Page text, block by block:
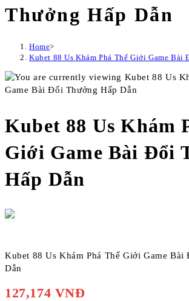
Thưởng Hấp Dẫn
Home>
Kubet 88 Us Khám Phá Thế Giới Game Bài
Kubet 88 Us Khám
Giới Game Bài Đổi
Hấp Dẫn
Kubet 88 Us Khám Phá Thế Giới Game Bài
Dẫn
127,174 VNĐ